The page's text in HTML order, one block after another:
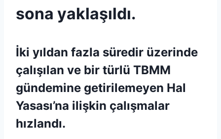
sona yaklaşıldı.
İki yıldan fazla süredir üzerinde
çalışılan ve bir türlü TBMM
gündemine getirilemeyen Hal
Yasası’na ilişkin çalışmalar
hızlandı.